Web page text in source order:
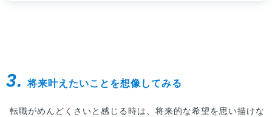
3. 将来叶えたいことを想像してみる
転職がめんどくさいと感じる時は、将来的な希望を思い描けな